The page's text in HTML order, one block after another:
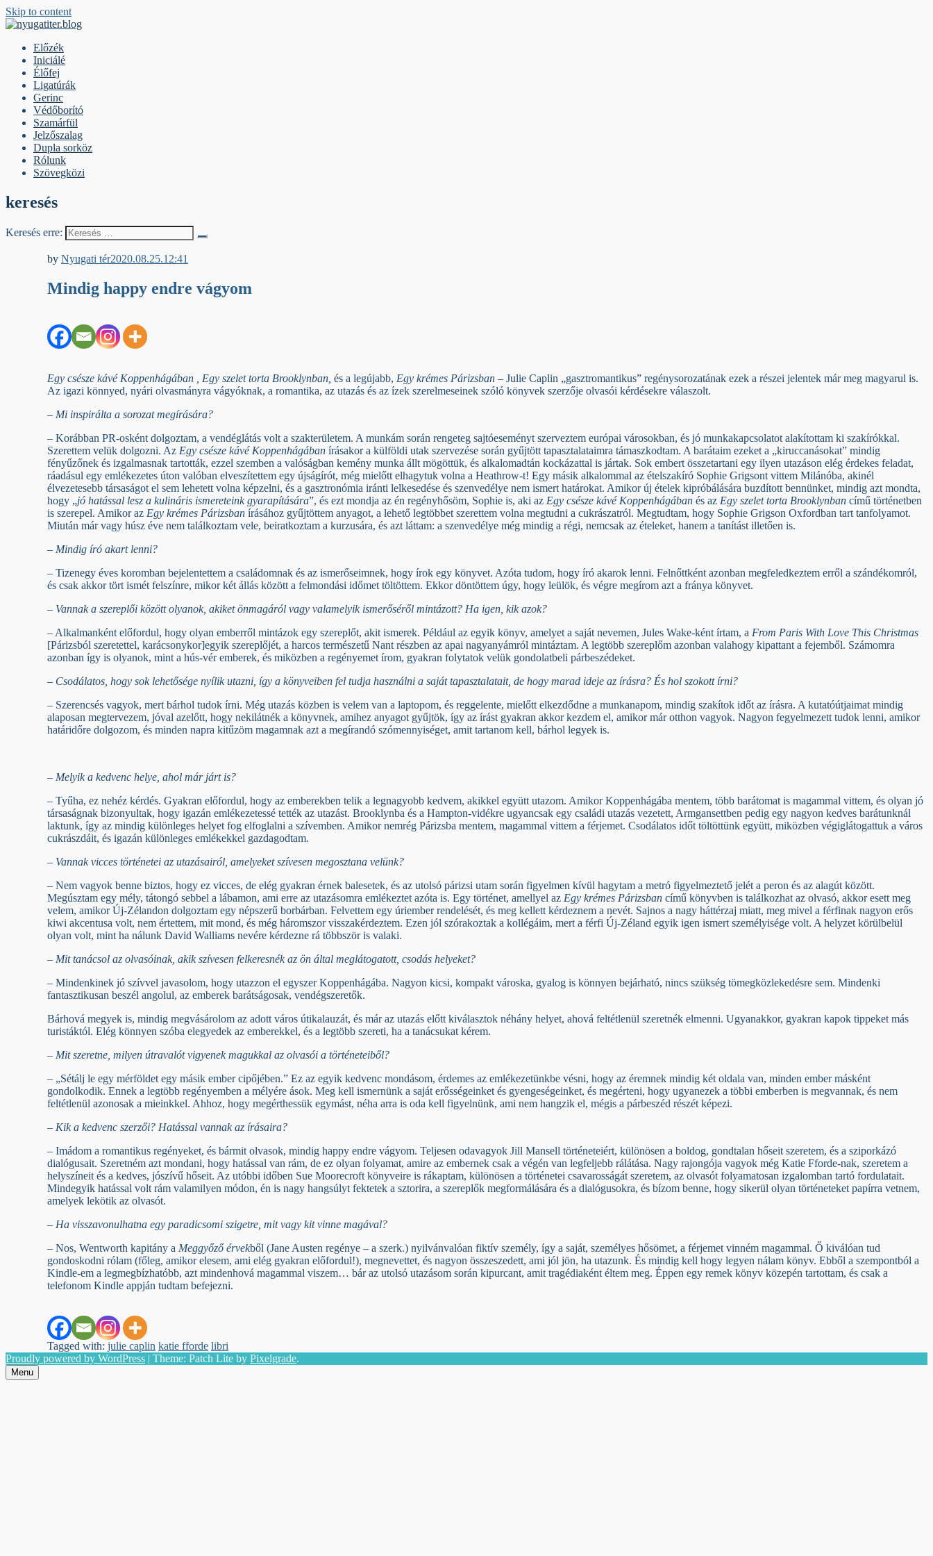
Skip to content
Előzék
Iniciálé
Élőfej
Ligatúrák
Gerinc
Védőborító
Szamárfül
Jelzőszalag
Dupla sorköz
Rólunk
Szövegközi
keresés
Keresés erre:
by Nyugati tér2020.08.25.12:41
Mindig happy endre vágyom
Egy csésze kávé Koppenhágában , Egy szelet torta Brooklynban, és a legújabb, Egy krémes Párizsban – Julie Caplin „gasztromantikus” regénysorozatának ezek a részei jelentek már meg magyarul is.
Az igazi könnyed, nyári olvasmányra vágyóknak, a romantika, az utazás és az ízek szerelmeseinek szóló könyvek szerzője olvasói kérdésekre válaszolt.
– Mi inspirálta a sorozat megírására?
– Korábban PR-osként dolgoztam, a vendéglátás volt a szakterületem. A munkám során rengeteg sajtóeseményt szerveztem európai városokban, és jó munkakapcsolatot alakítottam ki szakírókkal.
Szerettem velük dolgozni. Az Egy csésze kávé Koppenhágában írásakor a külföldi utak szervezése során gyűjtött tapasztalataimra támaszkodtam. A barátaim ezeket a „kiruccanásokat” mindig
fényűzőnek és izgalmasnak tartották, ezzel szemben a valóságban kemény munka állt mögöttük, és alkalomadtán kockázattal is jártak. Sok embert összetartani egy ilyen utazáson elég érdekes feladat,
ráadásul egy emlékezetes úton valóban elveszítettem egy újságírót, még mielőtt elhagytuk volna a Heathrow-t! Egy másik alkalommal az ételszakíró Sophie Grigsont vittem Milánóba, akinél
élvezetesebb társaságot el sem lehetett volna képzelni, és a gasztronómia iránti lelkesedése és szenvedélye nem ismert határokat. Amikor új ételek kipróbálására buzdított bennünket, mindig azt mondta,
hogy „jó hatással lesz a kulináris ismereteink gyarapítására”, és ezt mondja az én regényhősöm, Sophie is, aki az Egy csésze kávé Koppenhágában és az Egy szelet torta Brooklynban című történetben
is szerepel. Amikor az Egy krémes Párizsban írásához gyűjtöttem anyagot, a lehető legtöbbet szerettem volna megtudni a cukrászatról. Megtudtam, hogy Sophie Grigson Oxfordban tart tanfolyamot.
Miután már vagy húsz éve nem találkoztam vele, beiratkoztam a kurzusára, és azt láttam: a szenvedélye még mindig a régi, nemcsak az ételeket, hanem a tanítást illetően is.
– Mindig író akart lenni?
– Tizenegy éves koromban bejelentettem a családomnak és az ismerőseimnek, hogy írok egy könyvet. Azóta tudom, hogy író akarok lenni. Felnőttként azonban megfeledkeztem erről a szándékomról,
és csak akkor tört ismét felszínre, mikor két állás között a felmondási időmet töltöttem. Ekkor döntöttem úgy, hogy leülök, és végre megírom azt a fránya könyvet.
– Vannak a szereplői között olyanok, akiket önmagáról vagy valamelyik ismerőséről mintázott? Ha igen, kik azok?
– Alkalmanként előfordul, hogy olyan emberről mintázok egy szereplőt, akit ismerek. Például az egyik könyv, amelyet a saját nevemen, Jules Wake-ként írtam, a From Paris With Love This Christmas
[Párizsból szeretettel, karácsonykor]egyik szereplőjét, a harcos természetű Nant részben az apai nagyanyámról mintáztam. A legtöbb szereplőm azonban valahogy kipattant a fejemből. Számomra
azonban így is olyanok, mint a hús-vér emberek, és miközben a regényemet írom, gyakran folytatok velük gondolatbeli párbeszédeket.
– Csodálatos, hogy sok lehetősége nyílik utazni, így a könyveiben fel tudja használni a saját tapasztalatait, de hogy marad ideje az írásra? És hol szokott írni?
– Szerencsés vagyok, mert bárhol tudok írni. Még utazás közben is velem van a laptopom, és reggelente, mielőtt elkezdődne a munkanapom, mindig szakítok időt az írásra. A kutatóútjaimat mindig
alaposan megtervezem, jóval azelőtt, hogy nekilátnék a könyvnek, amihez anyagot gyűjtök, így az írást gyakran akkor kezdem el, amikor már otthon vagyok. Nagyon fegyelmezett tudok lenni, amikor
határidőre dolgozom, és minden napra kitűzöm magamnak azt a megírandó szómennyiséget, amit tartanom kell, bárhol legyek is.
– Melyik a kedvenc helye, ahol már járt is?
– Tyűha, ez nehéz kérdés. Gyakran előfordul, hogy az emberekben telik a legnagyobb kedvem, akikkel együtt utazom. Amikor Koppenhágába mentem, több barátomat is magammal vittem, és olyan jó
társaságnak bizonyultak, hogy igazán emlékezetessé tették az utazást. Brooklynba és a Hampton-vidékre ugyancsak egy családi utazás vezetett, Armgansettben pedig egy nagyon kedves barátunknál
laktunk, így az mindig különleges helyet fog elfoglalni a szívemben. Amikor nemrég Párizsba mentem, magammal vittem a férjemet. Csodálatos időt töltöttünk együtt, miközben végiglátogattuk a város
cukrászdáit, és igazán különleges emlékekkel gazdagodtam.
– Vannak vicces történetei az utazásairól, amelyeket szívesen megosztana velünk?
– Nem vagyok benne biztos, hogy ez vicces, de elég gyakran érnek balesetek, és az utolsó párizsi utam során figyelmen kívül hagytam a metró figyelmeztető jelét a peron és az alagút között.
Megúsztam egy mély, tátongó sebbel a lábamon, ami erre az utazásomra emlékeztet azóta is. Egy történet, amellyel az Egy krémes Párizsban című könyvben is találkozhat az olvasó, akkor esett meg
velem, amikor Új-Zélandon dolgoztam egy népszerű borbárban. Felvettem egy úriember rendelését, és meg kellett kérdeznem a nevét. Sajnos a nagy háttérzaj miatt, meg mivel a férfinak nagyon erős
kiwi akcentusa volt, nem értettem, mit mond, és még háromszor visszakérdeztem. Ezen jól szórakoztak a kollégáim, mert a férfi Új-Zéland egyik igen ismert személyisége volt. A helyzet körülbelül
olyan volt, mint ha nálunk David Walliams nevére kérdezne rá többször is valaki.
– Mit tanácsol az olvasóinak, akik szívesen felkeresnék az ön által meglátogatott, csodás helyeket?
– Mindenkinek jó szívvel javasolom, hogy utazzon el egyszer Koppenhágába. Nagyon kicsi, kompakt városka, gyalog is könnyen bejárható, nincs szükség tömegközlekedésre sem. Mindenki
fantasztikusan beszél angolul, az emberek barátságosak, vendégszeretők.
Bárhová megyek is, mindig megvásárolom az adott város útikalauzát, és már az utazás előtt kiválasztok néhány helyet, ahová feltétlenül szeretnék elmenni. Ugyanakkor, gyakran kapok tippeket más
turistáktól. Elég könnyen szóba elegyedek az emberekkel, és a legtöbb szereti, ha a tanácsukat kérem.
– Mit szeretne, milyen útravalót vigyenek magukkal az olvasói a történeteiből?
– „Sétálj le egy mérföldet egy másik ember cipőjében.” Ez az egyik kedvenc mondásom, érdemes az emlékezetünkbe vésni, hogy az éremnek mindig két oldala van, minden ember másként
gondolkodik. Ennek a legtöbb regényemben a mélyére ások. Meg kell ismernünk a saját erősségeinket és gyengeségeinket, és megérteni, hogy ugyanezek a többi emberben is megvannak, és nem
feltétlenül azonosak a mieinkkel. Ahhoz, hogy megérthessük egymást, néha arra is oda kell figyelnünk, ami nem hangzik el, mégis a párbeszéd részét képezi.
– Kik a kedvenc szerzői? Hatással vannak az írásaira?
– Imádom a romantikus regényeket, és bármit olvasok, mindig happy endre vágyom. Teljesen odavagyok Jill Mansell történeteiért, különösen a boldog, gondtalan hőseit szeretem, és a sziporkázó
dialógusait. Szeretném azt mondani, hogy hatással van rám, de ez olyan folyamat, amire az embernek csak a végén van legfeljebb rálátása. Nagy rajongója vagyok még Katie Fforde-nak, szeretem a
helyszíneit és a kedves, jószívű hőseit. Az utóbbi időben Sue Moorecroft könyveire is rákaptam, különösen a történetei csavarosságát szeretem, az olvasót folyamatosan izgalomban tartó fordulatait.
Mindegyik hatással volt rám valamilyen módon, én is nagy hangsúlyt fektetek a sztorira, a szereplők megformálására és a dialógusokra, és bízom benne, hogy sikerül olyan történeteket papírra vetnem,
amelyek lekötik az olvasót.
– Ha visszavonulhatna egy paradicsomi szigetre, mit vagy kit vinne magával?
– Nos, Wentworth kapitány a Meggyőző érvekből (Jane Austen regénye – a szerk.) nyilvánvalóan fiktív személy, így a saját, személyes hősömet, a férjemet vinném magammal. Ő kiválóan tud
gondoskodni rólam (főleg, amikor elesem, ami elég gyakran előfordul!), megnevettet, és nagyon összeszedett, ami jól jön, ha utazunk. És mindig kell hogy legyen nálam könyv. Ebből a szempontból a
Kindle-em a legmegbízhatóbb, azt mindenhová magammal viszem… bár az utolsó utazásom során kipurcant, amit tragédiaként éltem meg. Éppen egy remek könyv közepén tartottam, és csak a
telefonom Kindle appján tudtam befejezni.
Tagged with: julie caplin katie fforde libri
Proudly powered by WordPress | Theme: Patch Lite by Pixelgrade.
Menu